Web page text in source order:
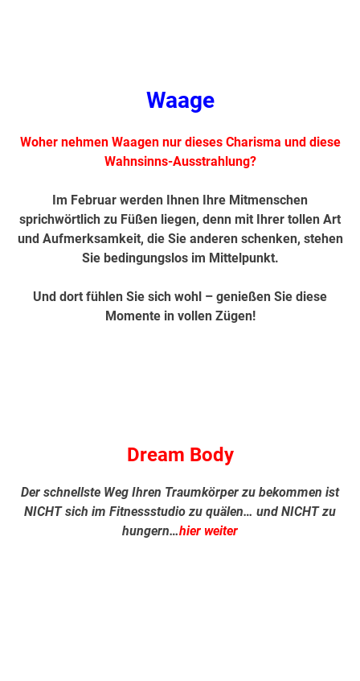
Waage
Woher nehmen Waagen nur dieses Charisma und diese
Wahnsinns-Ausstrahlung?
Im Februar werden Ihnen Ihre Mitmenschen
sprichwörtlich zu Füßen liegen, denn mit Ihrer tollen Art
und Aufmerksamkeit, die Sie anderen schenken, stehen
Sie bedingungslos im Mittelpunkt.
Und dort fühlen Sie sich wohl – genießen Sie diese
Momente in vollen Zügen!
Dream Body
Der schnellste Weg Ihren Traumkörper zu bekommen ist
NICHT sich im Fitnessstudio zu quälen… und NICHT zu
hungern…hier weiter